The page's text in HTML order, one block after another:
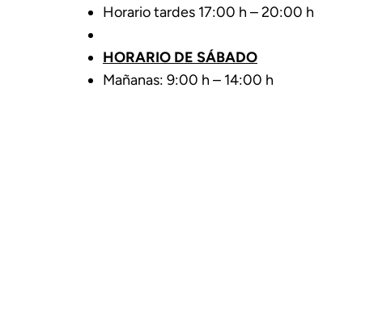
Horario tardes 17:00 h – 20:00 h
HORARIO DE SÁBADO
Mañanas: 9:00 h – 14:00 h